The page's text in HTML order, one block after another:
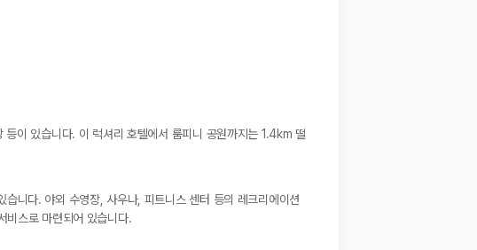
이 있습니다. 이 럭셔리 호텔에서 룸피니 공원까지는 1.4km 떨
니다. 야외 수영장, 사우나, 피트니스 센터 등의 레크리에이션
비스로 마련되어 있습니다.